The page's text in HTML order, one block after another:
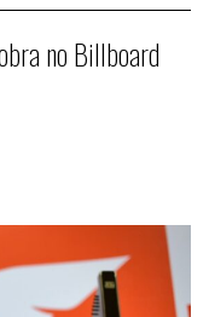
no Billboard